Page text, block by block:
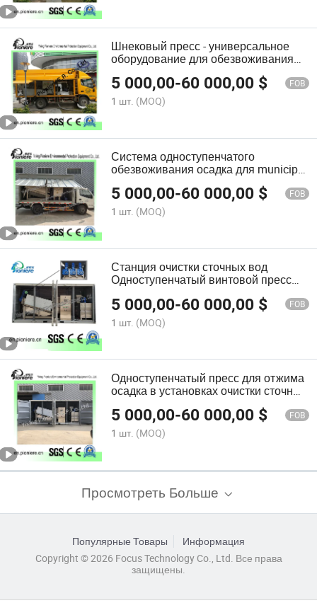
Шнековый пресс - универсальное
оборудование для обезвоживания
осадка на очистных сооружениях
5 000,00-60 000,00 $ FOB
1 шт. (MOQ)
Система одноступенчатого
обезвоживания осадка для municipal
5 000,00-60 000,00 $ FOB
1 шт. (MOQ)
Станция очистки сточных вод
Одноступенчатый винтовой пресс
5 000,00-60 000,00 $ FOB
1 шт. (MOQ)
Одноступенчатый пресс для отжима
осадка в установках очистки сточных
5 000,00-60 000,00 $ FOB
1 шт. (MOQ)
Просмотреть Больше
Популярные Товары
Информация
Copyright © 2026 Focus Technology Co., Ltd. Все права
защищены.